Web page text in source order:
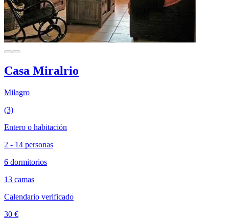
Casa Miralrio
Milagro
(3)
Entero o habitación
2 - 14 personas
6 dormitorios
13 camas
Calendario verificado
30 €